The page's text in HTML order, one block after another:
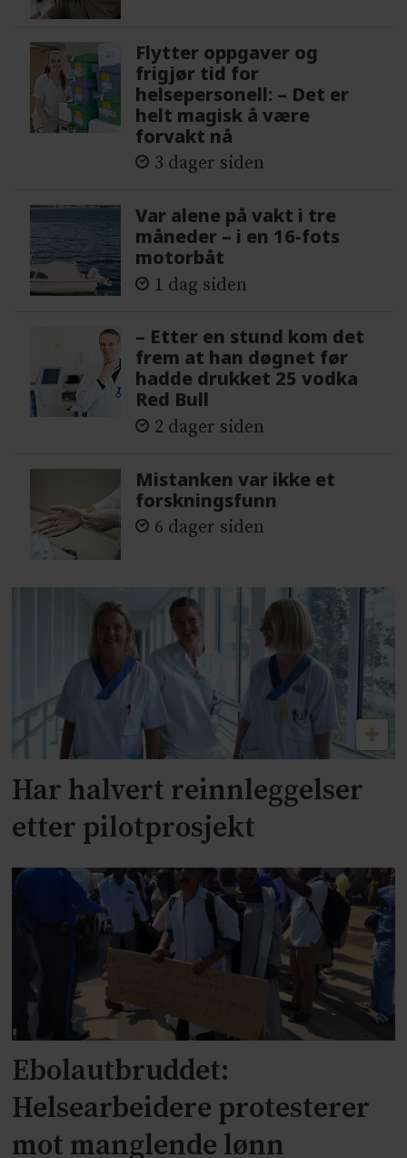
Flytter oppgaver og
frigjør tid for
helsepersonell: – Det er
helt magisk å være
forvakt nå
3 dager siden
Var alene på vakt i tre
måneder – i en 16-fots
motorbåt
1 dag siden
– Etter en stund kom det
frem at han døgnet før
hadde drukket 25 vodka
Red Bull
2 dager siden
Mistanken var ikke et
forskningsfunn
6 dager siden
Har halvert reinnleggelser
etter pilotprosjekt
Ebolautbruddet:
Helsearbeidere protesterer
mot manglende lønn